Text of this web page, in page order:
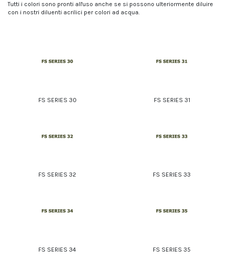
Tutti i colori sono pronti all'uso anche se si possono ulteriormente diluire
con i nostri diluenti acrilici per colori ad acqua.
FS SERIES 30 FS SERIES 31
FS SERIES 32 FS SERIES 33
FS SERIES 34 FS SERIES 35